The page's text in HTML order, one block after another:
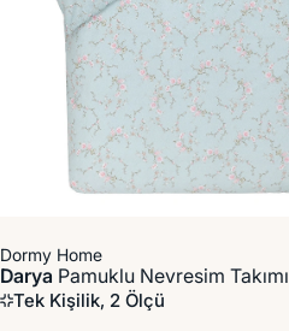
Dormy Home
Darya Pamuklu Nevresim Takımı
Tek Kişilik, 2 Ölçü